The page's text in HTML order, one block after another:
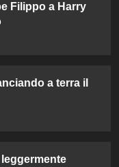
Filippo a Harry
a terra il